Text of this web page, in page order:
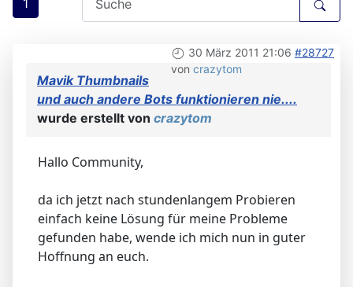
1
30 März 2011 21:06 #28727
von crazytom
Mavik Thumbnails
und auch andere Bots funktionieren nie....
wurde erstellt von crazytom
Hallo Community,
da ich jetzt nach stundenlangem Probieren
einfach keine Lösung für meine Probleme
gefunden habe, wende ich mich nun in guter
Hoffnung an euch.